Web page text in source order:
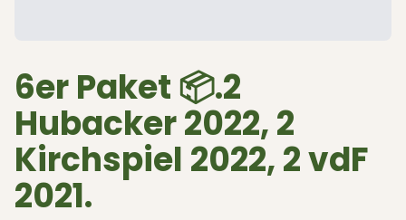
6er Paket 📦.2
Hubacker 2022, 2
Kirchspiel 2022, 2 vdF
2021.